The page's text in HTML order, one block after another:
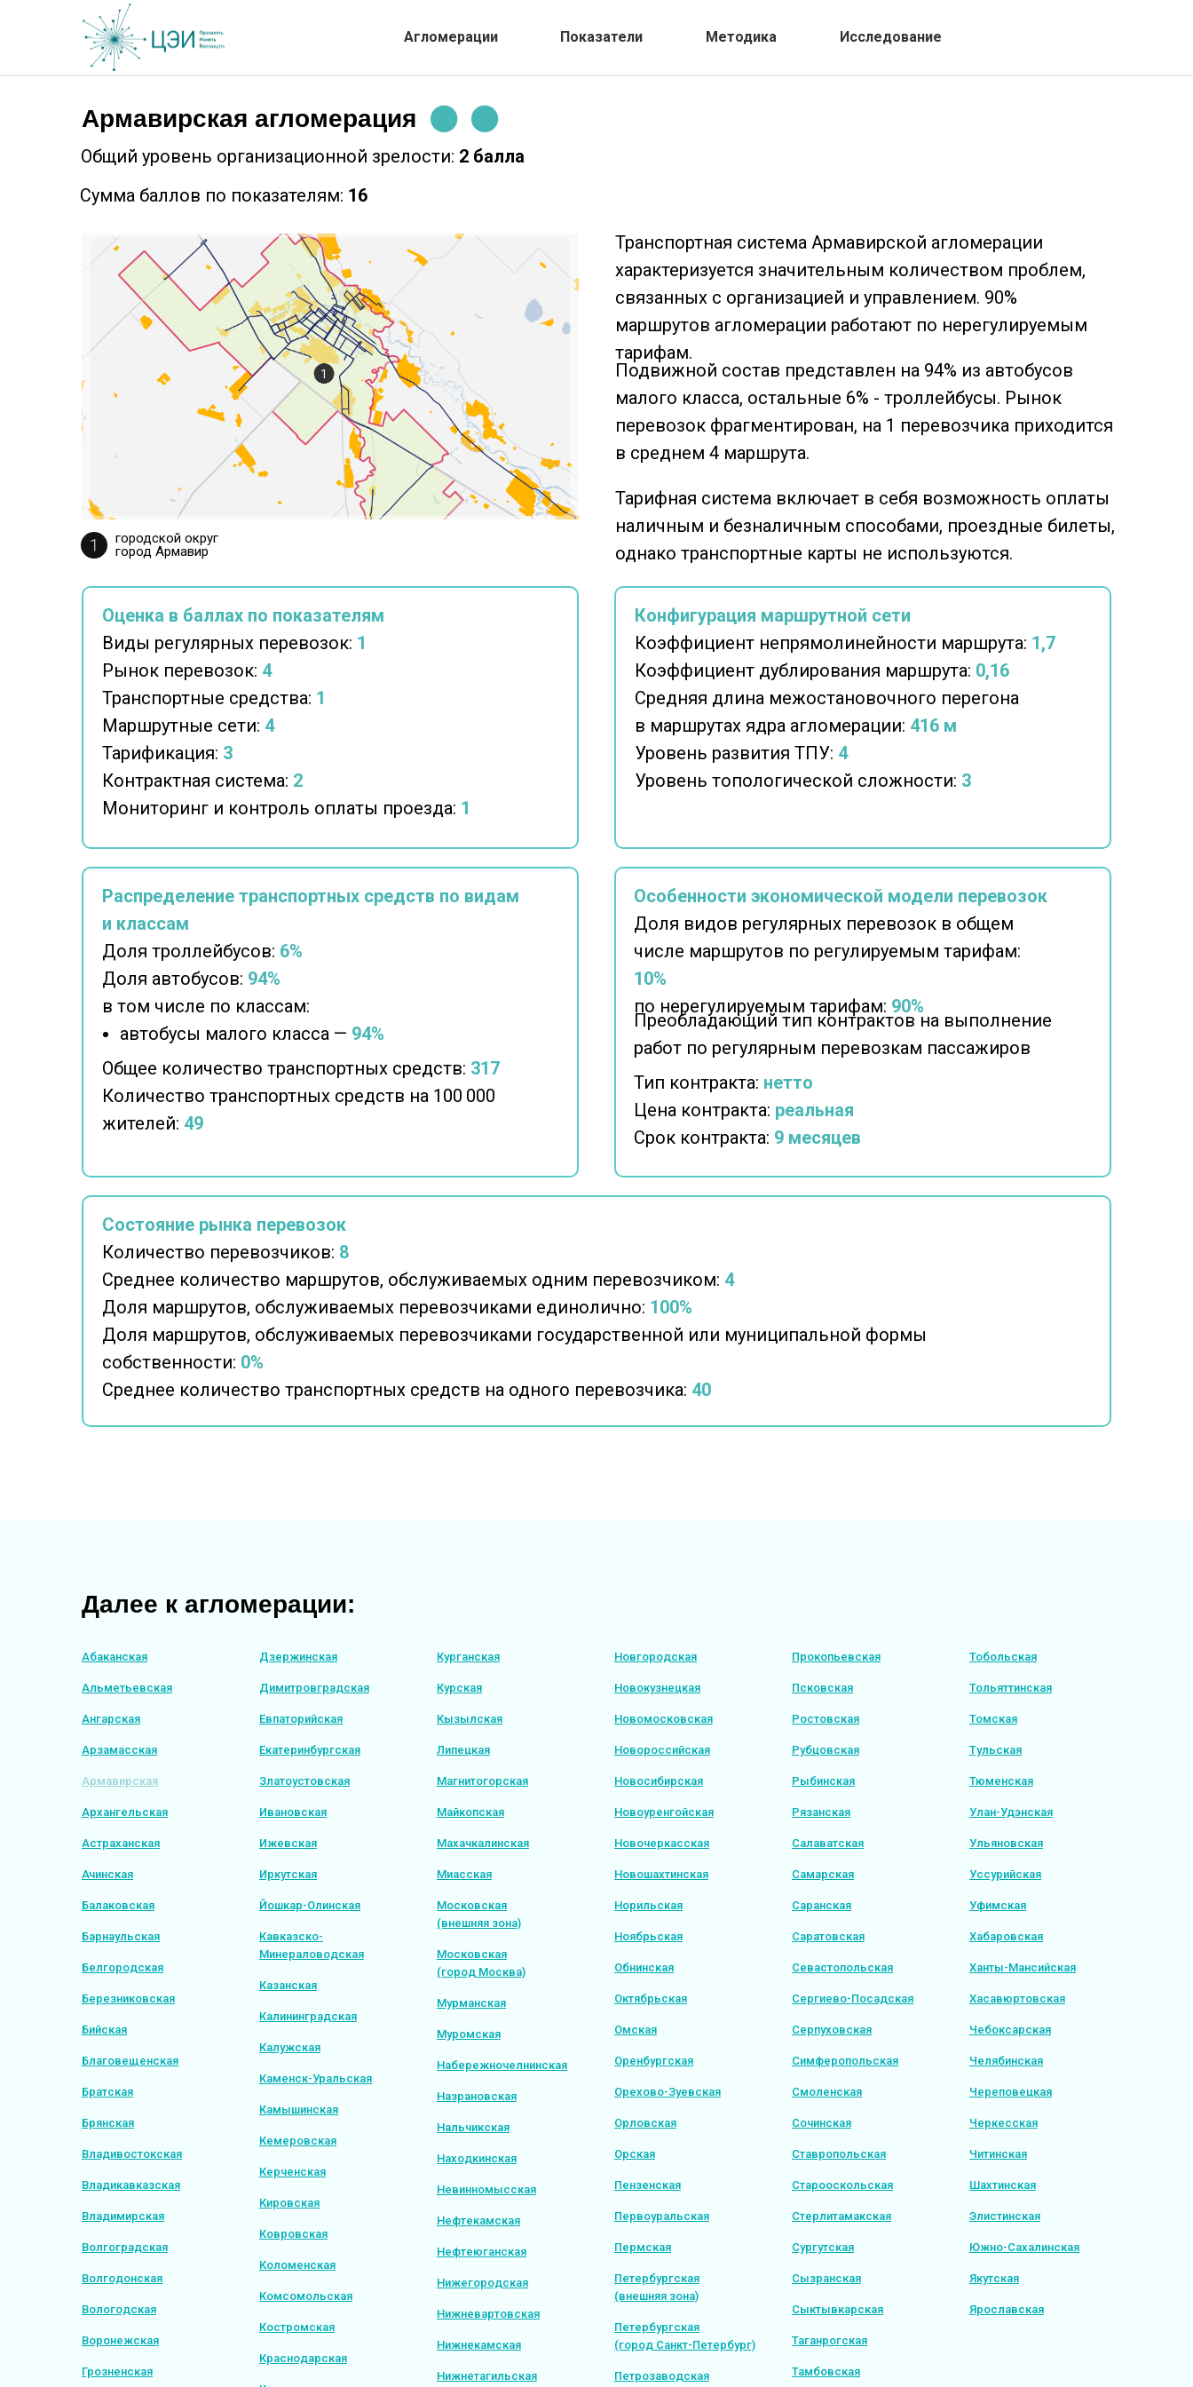
Показатели Методика Исследование
Агломерации
Армавирская агломерация
Общий уровень организационной зрелости: 2 балла
Сумма баллов по показателям: 16
Оценка в баллах по показателям
Виды регулярных перевозок: 1
Рынок перевозок: 4
Транспортные средства: 1
Маршрутные сети: 4
Тарификация: 3
Контрактная система: 2
Мониторинг и контроль оплаты проезда: 1
Транспортная система Армавирской агломерации
характеризуется значительным количеством проблем,
связанных с организацией и управлением. 90%
маршрутов агломерации работают по нерегулируемым
тарифам.
Конфигурация маршрутной сети
Коэффициент непрямолинейности маршрута: 1,7
Коэффициент дублирования маршрута: 0,16
Средняя длина межостановочного перегона
в маршрутах ядра агломерации: 416 м
Уровень развития ТПУ: 4
Уровень топологической сложности: 3
Распределение транспортных средств по видам
и классам
Доля троллейбусов: 6%
Доля автобусов: 94%
в том числе по классам:
автобусы малого класса — 94%
Общее количество транспортных средств: 317
Количество транспортных средств на 100 000
жителей: 49
Особенности экономической модели перевозок
Доля видов регулярных перевозок в общем
числе маршрутов по регулируемым тарифам:
10%
по нерегулируемым тарифам: 90%
Состояние рынка перевозок
Количество перевозчиков: 8
Среднее количество маршрутов, обслуживаемых одним перевозчиком: 4
Доля маршрутов, обслуживаемых перевозчиками единолично: 100%
Доля маршрутов, обслуживаемых перевозчиками государственной или муниципальной формы
собственности: 0%
Среднее количество транспортных средств на одного перевозчика: 40
Преобладающий тип контрактов на выполнение
работ по регулярным перевозкам пассажиров
Тип контракта: нетто
Цена контракта: реальная
Срок контракта: 9 месяцев
Подвижной состав представлен на 94% из автобусов
малого класса, остальные 6% - троллейбусы. Рынок
перевозок фрагментирован, на 1 перевозчика приходится
в среднем 4 маршрута.
Тарифная система включает в себя возможность оплаты
наличным и безналичным способами, проездные билеты,
однако транспортные карты не используются.
городской округ
город Армавир
Альметьевская
Ангарская
Арзамасская
Армавирская
Архангельская
Абаканская
Ачинская
Балаковская
Барнаульская
Белгородская
Березниковская
Астраханская
Бийская
Благовещенская
Братская
Брянская
Владивостокская
Владикавказская
Владимирская
Волгоградская
Волгодонская
Вологодская
Воронежская
Грозненская
Дзержинская
Димитровградская
Евпаторийская
Екатеринбургская
Златоустовская
Ивановская
Ижевская
Иркутская
Йошкар-Олинская
Кавказско-
Минераловодская
Казанская
Калининградская
Калужская
Каменск-Уральская
Камышинская
Кемеровская
Керченская
Кировская
Ковровская
Коломенская
Комсомольская
Костромская
Краснодарская
Курганская
Курская
Кызылская
Липецкая
Магнитогорская
Майкопская
Махачкалинская
Миасская
Московская
(внешняя зона)
Московская
(город Москва)
Мурманская
Муромская
Набережночелнинская
Назрановская
Нальчикская
Находкинская
Невинномысская
Нефтекамская
Нефтеюганская
Нижегородская
Нижневартовская
Нижнекамская
Нижнетагильская
Новгородская
Новокузнецкая
Новомосковская
Новороссийская
Новосибирская
Новоуренгойская
Новочеркасская
Новошахтинская
Норильская
Ноябрьская
Обнинская
Октябрьская
Омская
Оренбургская
Орехово-Зуевская
Орловская
Орская
Пензенская
Первоуральская
Пермская
Петербургская
(внешняя зона)
Петербургская
(город Санкт-Петербург)
Петрозаводская
Прокопьевская
Псковская
Ростовская
Рубцовская
Рыбинская
Рязанская
Салаватская
Самарская
Саранская
Саратовская
Севастопольская
Сергиево-Посадская
Серпуховская
Симферопольская
Смоленская
Сочинская
Ставропольская
Старооскольская
Стерлитамакская
Сургутская
Сызранская
Сыктывкарская
Таганрогская
Тамбовская
Тобольская
Тольяттинская
Томская
Тульская
Тюменская
Улан-Удэнская
Ульяновская
Уссурийская
Уфимская
Хабаровская
Ханты-Мансийская
Хасавюртовская
Чебоксарская
Челябинская
Череповецкая
Черкесская
Читинская
Шахтинская
Элистинская
Южно-Сахалинская
Якутская
Ярославская
Далее к агломерации: